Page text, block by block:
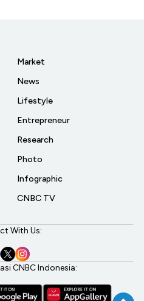
Market
News
Lifestyle
Entrepreneur
Research
Photo
Infographic
CNBC TV
With Us:
CNBC Indonesia: